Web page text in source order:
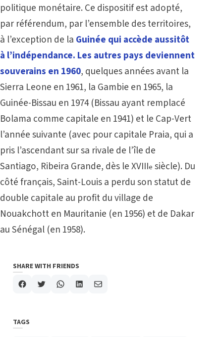
politique monétaire. Ce dispositif est adopté,
par référendum, par l’ensemble des territoires,
à l’exception de la Guinée qui accède aussitôt
à l’indépendance. Les autres pays deviennent
souverains en 1960, quelques années avant la
Sierra Leone en 1961, la Gambie en 1965, la
Guinée-Bissau en 1974 (Bissau ayant remplacé
Bolama comme capitale en 1941) et le Cap-Vert
l’année suivante (avec pour capitale Praia, qui a
pris l’ascendant sur sa rivale de l’île de
Santiago, Ribeira Grande, dès le XVIIIe siècle). Du
côté français, Saint-Louis a perdu son statut de
double capitale au profit du village de
Nouakchott en Mauritanie (en 1956) et de Dakar
au Sénégal (en 1958).
SHARE WITH FRIENDS
TAGS